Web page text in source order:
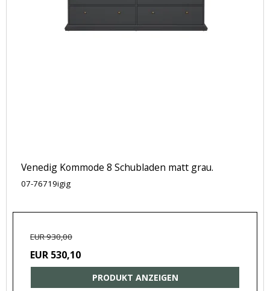
Venedig Kommode 8 Schubladen matt grau.
07-76719igig
EUR 930,00
EUR 530,10
PRODUKT ANZEIGEN